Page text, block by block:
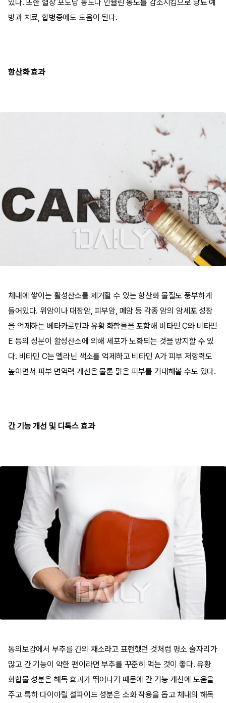
있다. 또한 혈장 포도당 농도나 인슐린 농도를 감소시킴으로 당뇨 예
방과 치료, 합병증에도 도움이 된다.
항산화 효과
체내에 쌓이는 활성산소를 제거할 수 있는 항산화 물질도 풍부하게
들어있다. 위암이나 대장암, 피부암, 폐암 등 각종 암의 암세포 성장
을 억제하는 베타카로틴과 유황 화합물을 포함해 비타민 C와 비타민
E 등의 성분이 활성산소에 의해 세포가 노화되는 것을 방지할 수 있
다. 비타민 C는 멜라닌 색소를 억제하고 비타민 A가 피부 저항력도
높이면서 피부 면역력 개선은 물론 맑은 피부를 기대해볼 수도 있다.
간 기능 개선 및 디톡스 효과
동의보감에서 부추를 간의 채소라고 표현했던 것처럼 평소 술자리가
많고 간 기능이 약한 편이라면 부추를 꾸준히 먹는 것이 좋다. 유황
화합물 성분은 해독 효과가 뛰어나기 때문에 간 기능 개선에 도움을
주고 특히 다이아릴 설파이드 성분은 소화 작용을 돕고 체내의 해독